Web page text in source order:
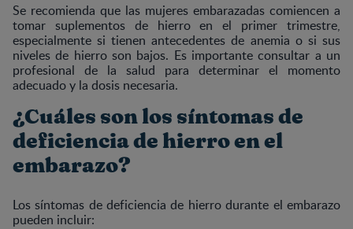
Se recomienda que las mujeres embarazadas comiencen a
tomar suplementos de hierro en el primer trimestre,
especialmente si tienen antecedentes de anemia o si sus
niveles de hierro son bajos. Es importante consultar a un
profesional de la salud para determinar el momento
adecuado y la dosis necesaria.
¿Cuáles son los síntomas de
deficiencia de hierro en el
embarazo?
Los síntomas de deficiencia de hierro durante el embarazo
pueden incluir: